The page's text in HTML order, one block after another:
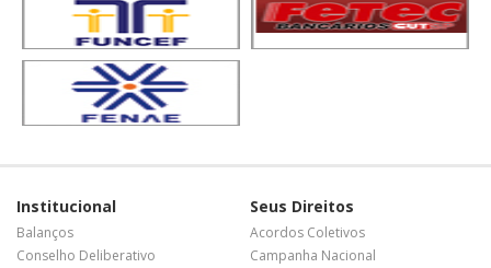
Institucional
Balanços
Conselho Deliberativo
Seus Direitos
Acordos Coletivos
Campanha Nacional